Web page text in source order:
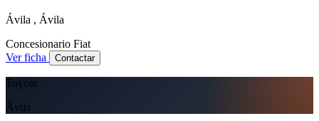
Ávila , Ávila
Concesionario Fiat
Ver ficha
Contactar
Toyota
Ávila